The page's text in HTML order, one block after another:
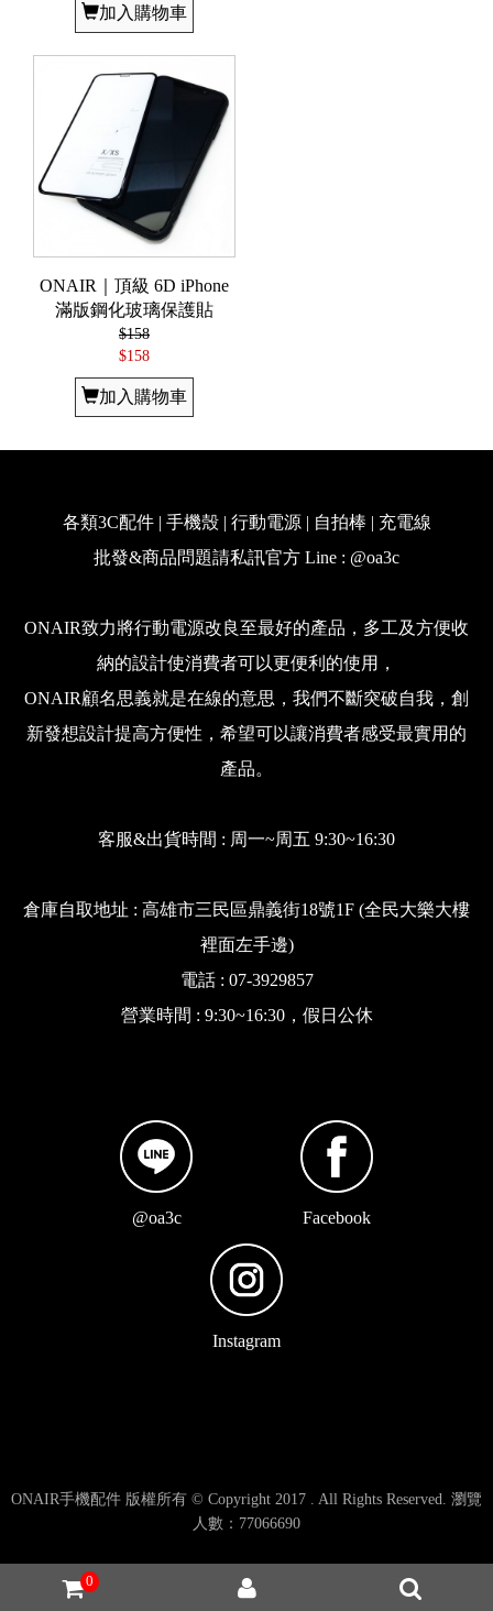
0
加入購物車
ONAIR｜頂級 6D iPhone
滿版鋼化玻璃保護貼
$158
$158
加入購物車
各類3C配件 | 手機殼 | 行動電源 | 自拍棒 | 充電線
批發&商品問題請私訊官方 Line : @oa3c
ONAIR致力將行動電源改良至最好的產品，多工及方便收
納的設計使消費者可以更便利的使用，
ONAIR顧名思義就是在線的意思，我們不斷突破自我，創
新發想設計提高方便性，希望可以讓消費者感受最實用的
產品。
客服&出貨時間 : 周一~周五 9:30~16:30
倉庫自取地址 : 高雄市三民區鼎義街18號1F (全民大樂大樓
裡面左手邊)
電話 : 07-3929857
營業時間 : 9:30~16:30，假日公休
@oa3c Facebook
Instagram
ONAIR手機配件 版權所有 © Copyright 2017 . All Rights Reserved. 瀏覽
人數：77066690